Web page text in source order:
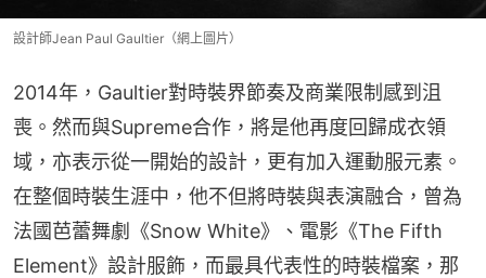
設計師Jean Paul Gaultier（網上圖片）
2014年，Gaultier對時裝界節奏及商業限制感到沮
喪。然而與Supreme合作，將是他再度回歸成衣領
域，亦表示從一開始的設計，更有加入運動服元素。
在整個時裝生涯中，他不但將時裝與表演融合，曾為
法國芭蕾舞劇《Snow White》、電影《The Fifth
Element》設計服飾，而最具代表性的時裝檔案，那